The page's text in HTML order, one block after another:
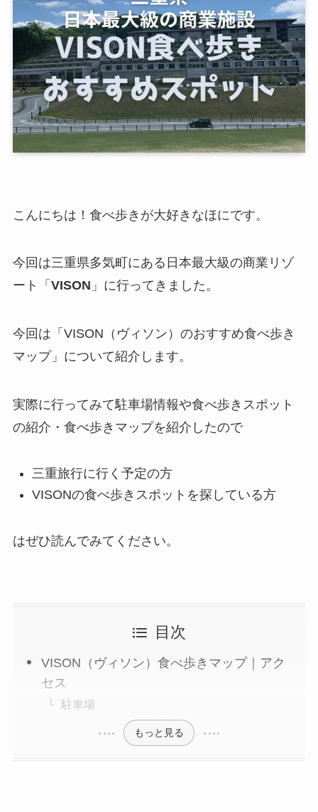
こんにちは！食べ歩きが大好きなほにです。
今回は三重県多気町にある日本最大級の商業リゾ
ート「 VISON 」に行ってきました。
今回は「 VISON（ヴィソン）のおすすめ食べ歩き
マップ」について紹介します。
実際に行ってみて駐車場情報や食べ歩きスポット
の紹介・食べ歩きマップを紹介したので
三重旅行に行く予定の方
VISONの食べ歩きスポットを探している方
はぜひ読んでみてください。
目次
VISON（ヴィソン）食べ歩きマップ｜アク
セス
駐車場
もっと見る